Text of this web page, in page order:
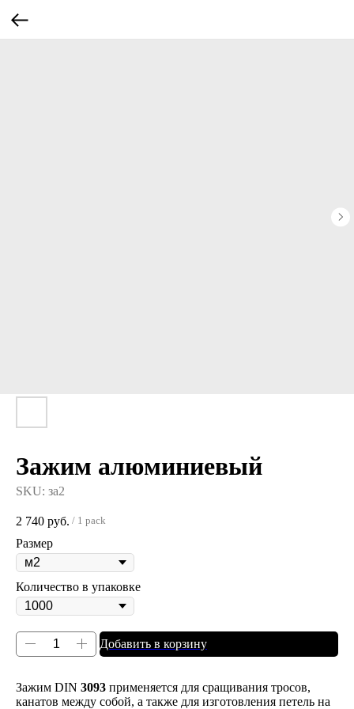
Зажим алюминиевый
SKU: за2
2 740 руб. / 1 pack
Размер
Количество в упаковке
Добавить в корзину
Зажим DIN 3093 применяется для сращивания тросов,
канатов между собой, а также для изготовления петель на